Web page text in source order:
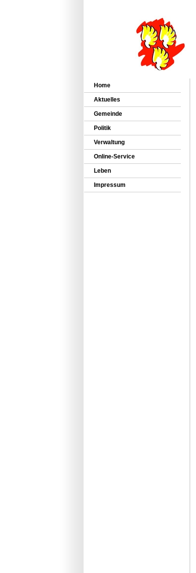
Home
Aktuelles
Gemeinde
Politik
Verwaltung
Online-Service
Leben
Impressum